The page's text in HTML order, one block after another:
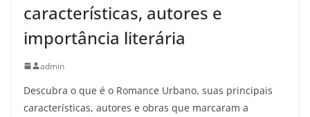
características, autores e
importância literária
admin
Descubra o que é o Romance Urbano, suas principais
características, autores e obras que marcaram a